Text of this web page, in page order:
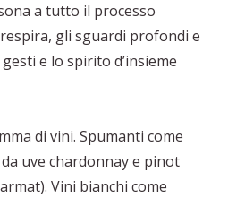
a tutto il processo
gli sguardi profondi e
e lo spirito d’insieme
di vini. Spumanti come
uve chardonnay e pinot
Vini bianchi come